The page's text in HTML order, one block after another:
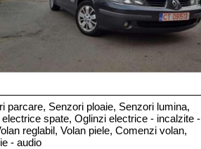
parcare, Senzori ploaie, Senzori lumina,
electrice spate, Oglinzi electrice - incalzite -
reglabil, Volan piele, Comenzi volan,
- audio